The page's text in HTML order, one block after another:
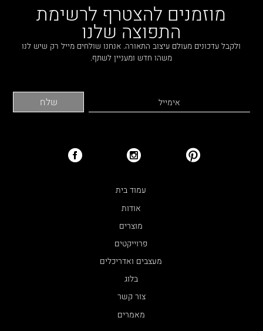
מוזמנים להצטרף לרשימת
התפוצה שלנו
ולקבל עדכונים מעולם עיצוב התאורה. אנחנו שולחים מייל רק שיש לנו
משהו חדש ומעניין לשתף.
עמוד בית
אודות
מוצרים
פרוייקטים
מעצבים ואדריכלים
בלוג
צור קשר
מאמרים